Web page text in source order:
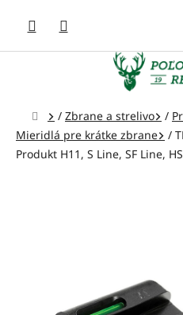
obsah
Domov
/ Zbrane a strelivo /
Mieridlá pre krátke zbrane
/
Produkt H11, S Line, SF Line,